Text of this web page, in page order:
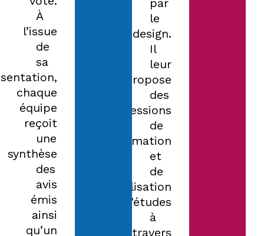
par
le
design.
Il
leur
propose
des
sessions
de
formation
et
de
mutualisation
d’études
à
travers
À
l’issue
de
sa
chaque
équipe
reçoit
une
synthèse
des
avis
émis
ainsi
qu’un